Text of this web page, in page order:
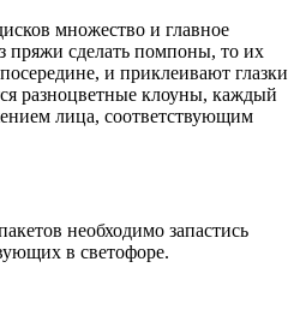
множество и главное
пряжи сделать помпоны, то их
и приклеивают глазки
разноцветные клоуны, каждый
лица, соответствующим
необходимо запастись
в светофоре.